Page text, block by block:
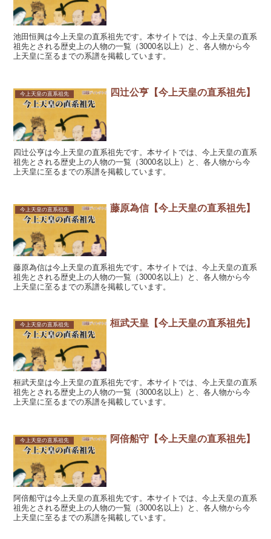
池田恒興は今上天皇の直系祖先です。本サイトでは、今上天皇の直系
祖先とされる歴史上の人物の一覧（3000名以上）と、各人物から今
上天皇に至るまでの系譜を掲載しています。
今上天皇の直系祖先 四辻公亨【今上天皇の直系祖先】
四辻公亨は今上天皇の直系祖先です。本サイトでは、今上天皇の直系
祖先とされる歴史上の人物の一覧（3000名以上）と、各人物から今
上天皇に至るまでの系譜を掲載しています。
今上天皇の直系祖先 藤原為信【今上天皇の直系祖先】
藤原為信は今上天皇の直系祖先です。本サイトでは、今上天皇の直系
祖先とされる歴史上の人物の一覧（3000名以上）と、各人物から今
上天皇に至るまでの系譜を掲載しています。
今上天皇の直系祖先 桓武天皇【今上天皇の直系祖先】
桓武天皇は今上天皇の直系祖先です。本サイトでは、今上天皇の直系
祖先とされる歴史上の人物の一覧（3000名以上）と、各人物から今
上天皇に至るまでの系譜を掲載しています。
今上天皇の直系祖先 阿倍船守【今上天皇の直系祖先】
阿倍船守は今上天皇の直系祖先です。本サイトでは、今上天皇の直系
祖先とされる歴史上の人物の一覧（3000名以上）と、各人物から今
上天皇に至るまでの系譜を掲載しています。